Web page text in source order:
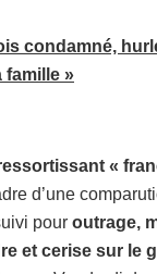
condamné,
famille »
«
d’une
pour outrage,
et cerise sur le